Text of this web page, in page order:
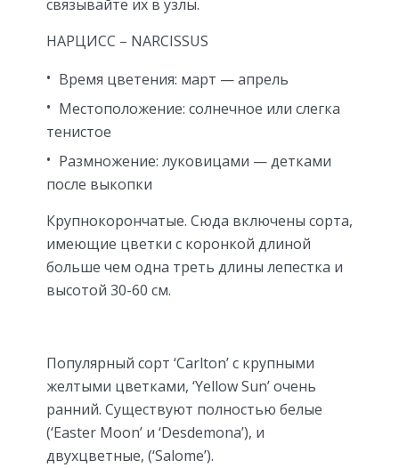
связывайте их в узлы.
НАРЦИСС – NARCISSUS
Время цветения: март — апрель
Местоположение: солнечное или слегка
тенистое
Размножение: луковицами — детками
после выкопки
Крупнокорончатые. Сюда включены сорта,
имеющие цветки с коронкой длиной
больше чем одна треть длины лепестка и
высотой 30-60 см.
Популярный сорт ‘Carlton’ с крупными
желтыми цветками, ‘Yellow Sun’ очень
ранний. Существуют полностью белые
(‘Easter Moon’ и ‘Desdemona’), и
двухцветные, (‘Salome’).